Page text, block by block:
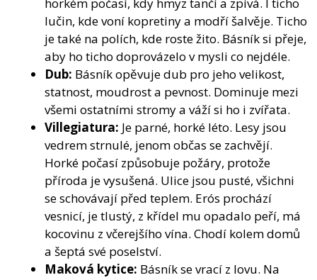
lučin, kde voní kopretiny a modří šalvěje. Ticho
je také na polích, kde roste žito. Básník si přeje,
aby ho ticho doprovázelo v mysli co nejdéle.
Dub: Básník opěvuje dub pro jeho velikost,
statnost, moudrost a pevnost. Dominuje mezi
všemi ostatními stromy a váží si ho i zvířata.
Villegiatura: Je parné, horké léto. Lesy jsou
vedrem strnulé, jenom občas se zachvějí.
Horké počasí způsobuje požáry, protože
příroda je vysušená. Ulice jsou pusté, všichni
se schovávají před teplem. Erós prochází
vesnicí, je tlustý, z křídel mu opadalo peří, má
kocovinu z včerejšího vína. Chodí kolem domů
a šeptá své poselství.
Maková kytice: Básník se vrací z lovu. Na